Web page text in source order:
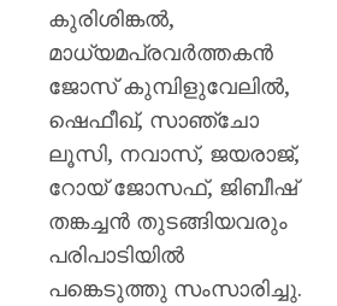
കുരിശിങ്കൽ,
മാധ്യമപ്രവർത്തകൻ
ജോസ് കുമ്പിളുവേലിൽ,
ഷെഫീഖ്, സാഞ്ചോ
ലൂസി, നവാസ്, ജയരാജ്‌,
റോയ് ജോസഫ്, ജിബീഷ്
തങ്കച്ചൻ തുടങ്ങിയവരും
പരിപാടിയിൽ
പങ്കെടുത്തു സംസാരിച്ചു.